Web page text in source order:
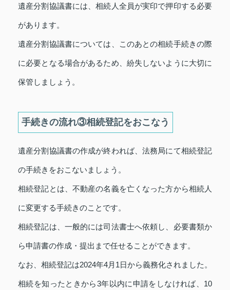
遺産分割協議書には、相続人全員が実印で押印する必要
があります。
遺産分割協議書については、このあとの相続手続きの際
に必要となる場合があるため、紛失しないように大切に
保管しましょう。
手続きの流れ③相続登記をおこなう
遺産分割協議書の作成が終われば、法務局にて相続登記
の手続きをおこないましょう。
相続登記とは、不動産の名義を亡くなった方から相続人
に変更する手続きのことです。
相続登記は、一般的には司法書士へ依頼し、必要書類か
ら申請書の作成・提出まで任せることができます。
なお、相続登記は2024年4月1日から義務化されました。
相続を知ったときから3年以内に申請をしなければ、10